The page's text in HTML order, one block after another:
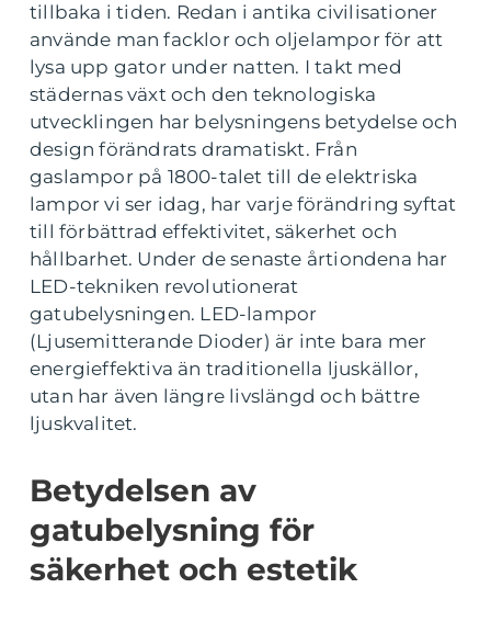
tillbaka i tiden. Redan i antika civilisationer
använde man facklor och oljelampor för att
lysa upp gator under natten. I takt med
städernas växt och den teknologiska
utvecklingen har belysningens betydelse och
design förändrats dramatiskt. Från
gaslampor på 1800-talet till de elektriska
lampor vi ser idag, har varje förändring syftat
till förbättrad effektivitet, säkerhet och
hållbarhet. Under de senaste årtiondena har
LED-tekniken revolutionerat
gatubelysningen. LED-lampor
(Ljusemitterande Dioder) är inte bara mer
energieffektiva än traditionella ljuskällor,
utan har även längre livslängd och bättre
ljuskvalitet.
Betydelsen av
gatubelysning för
säkerhet och estetik